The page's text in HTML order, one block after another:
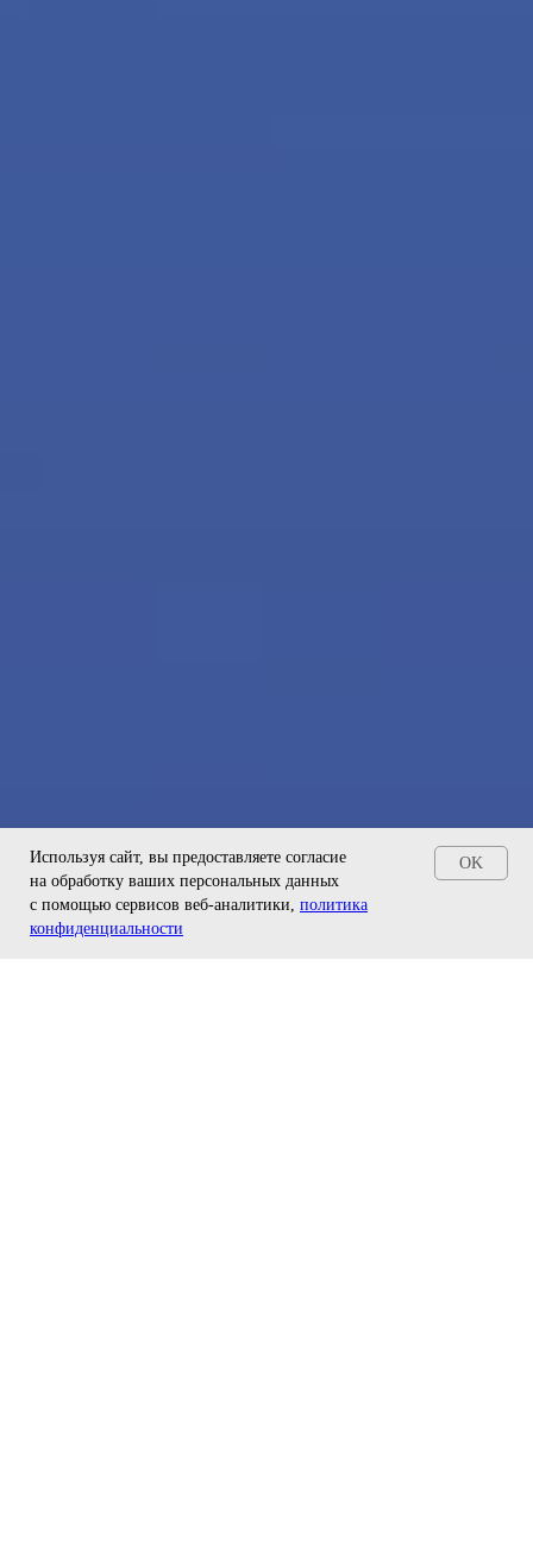
Используя сайт, вы предоставляете согласие
на обработку ваших персональных данных
с помощью сервисов веб-аналитики, политика
конфиденциальности
OK
Мы на связи!